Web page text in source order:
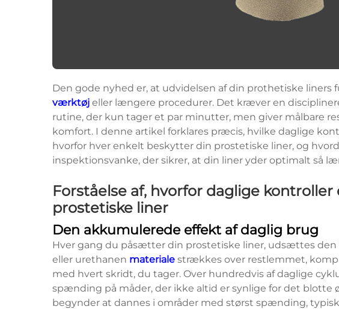
Den gode nyhed er, at udvidelsen af din prothetiske
værktøj eller længere procedurer. Det kræver en
rutine, der kun tager et par minutter, men giver målbare
komfort. I denne artikel forklares præcis, hvilke daglige
hvorfor hver enkelt beskytter din prostetiske liner, og
inspektionsvanke, der sikrer, at din liner yder optimalt så
Forståelse af, hvorfor daglige
prostetiske liner
Den akkumulerede effekt af daglig brug
Hver gang du påsætter din prostetiske liner, udsættes
eller urethanen materiale strækkes over restlemmet,
med hvert skridt, du tager. Over hundredvis af daglige
spænding på måder, der ikke altid er synlige for det blotte
begynder at dannes i områder med størst spænding,